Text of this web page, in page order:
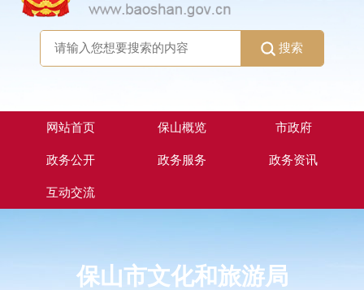
搜索
网站首页 保山概览 市政府
政务公开 政务服务 政务资讯
互动交流
保山市文化和旅游局